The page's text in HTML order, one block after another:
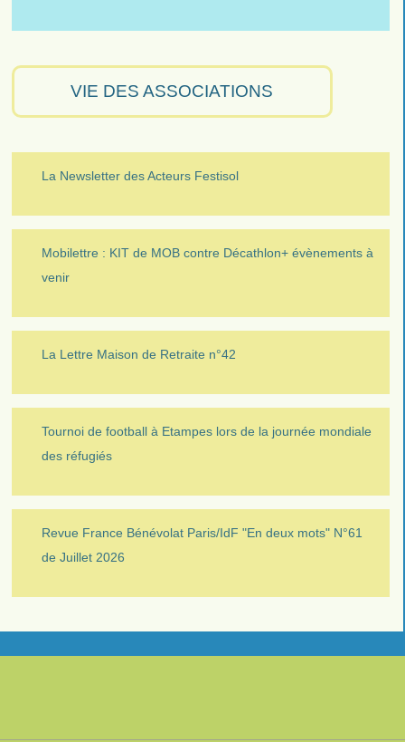
VIE DES ASSOCIATIONS
La Newsletter des Acteurs Festisol
Mobilettre : KIT de MOB contre Décathlon+ évènements à
venir
La Lettre Maison de Retraite n°42
Tournoi de football à Etampes lors de la journée mondiale
des réfugiés
Revue France Bénévolat Paris/IdF "En deux mots" N°61
de Juillet 2026